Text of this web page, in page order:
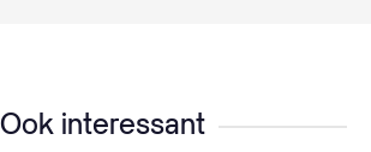
Ook interessant